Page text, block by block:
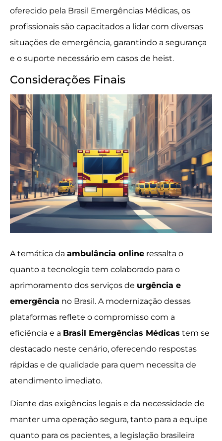
oferecido pela Brasil Emergências Médicas, os
profissionais são capacitados a lidar com diversas
situações de emergência, garantindo a segurança
e o suporte necessário em casos de heist.
Considerações Finais
A temática da ambulância online ressalta o
quanto a tecnologia tem colaborado para o
aprimoramento dos serviços de urgência e
emergência no Brasil. A modernização dessas
plataformas reflete o compromisso com a
eficiência e a Brasil Emergências Médicas tem se
destacado neste cenário, oferecendo respostas
rápidas e de qualidade para quem necessita de
atendimento imediato.
Diante das exigências legais e da necessidade de
manter uma operação segura, tanto para a equipe
quanto para os pacientes, a legislação brasileira